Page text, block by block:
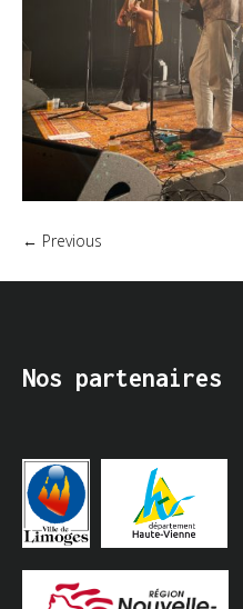
← Previous
Nos partenaires